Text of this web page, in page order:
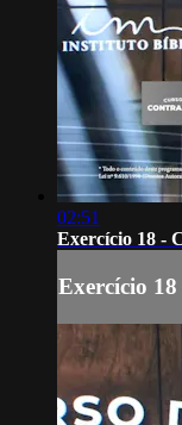
02:51
Exercício 18 -
Exercício